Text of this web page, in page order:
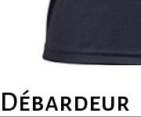
Débardeur